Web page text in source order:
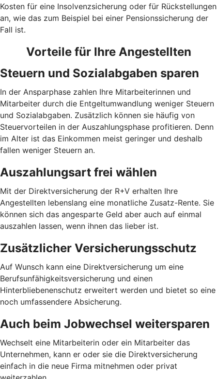
Kosten für eine Insolvenzsicherung oder für Rückstellungen
an, wie das zum Beispiel bei einer Pensionssicherung der
Fall ist.
Vorteile für Ihre Angestellten
Steuern und Sozialabgaben sparen
In der Ansparphase zahlen Ihre Mitarbeiterinnen und
Mitarbeiter durch die Entgeltumwandlung weniger Steuern
und Sozialabgaben. Zusätzlich können sie häufig von
Steuervorteilen in der Auszahlungsphase profitieren. Denn
im Alter ist das Einkommen meist geringer und deshalb
fallen weniger Steuern an.
Auszahlungsart frei wählen
Mit der Direktversicherung der R+V erhalten Ihre
Angestellten lebenslang eine monatliche Zusatz-Rente. Sie
können sich das angesparte Geld aber auch auf einmal
auszahlen lassen, wenn ihnen das lieber ist.
Zusätzlicher Versicherungsschutz
Auf Wunsch kann eine Direktversicherung um eine
Berufsunfähigkeitsversicherung und einen
Hinterbliebenenschutz erweitert werden und bietet so eine
noch umfassendere Absicherung.
Auch beim Jobwechsel weitersparen
Wechselt eine Mitarbeiterin oder ein Mitarbeiter das
Unternehmen, kann er oder sie die Direktversicherung
einfach in die neue Firma mitnehmen oder privat